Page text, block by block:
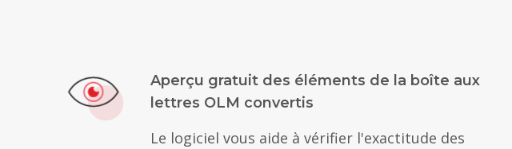
Aperçu gratuit des éléments de la boîte aux
lettres OLM convertis
Le logiciel vous aide à vérifier l'exactitude des